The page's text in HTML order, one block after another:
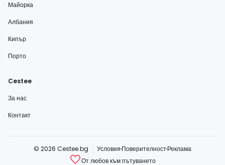
Майорка
Албания
Кипър
Порто
Cestee
За нас
Контакт
© 2026 Cestee.bg Условия ПоверителностРеклама
От любов към пътуването